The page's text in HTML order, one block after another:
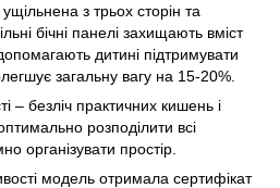
з трьох сторін та
бічні панелі захищають вміст
дитині підтримувати
загальну вагу на 15-20%.
– безліч практичних кишень і
розподілити всі
організувати простір.
модель отримала сертифікат